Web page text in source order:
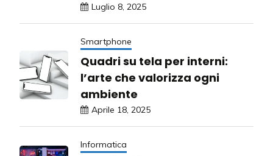
Luglio 8, 2025
Smartphone
Quadri su tela per interni:
l’arte che valorizza ogni
ambiente
Aprile 18, 2025
Informatica